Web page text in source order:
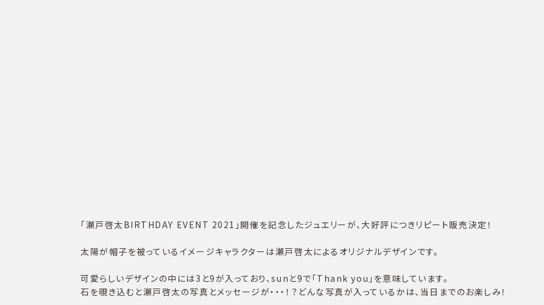
「瀬戸啓太BIRTHDAY EVENT 2021」開催を記念したジュエリーが、大好評につきリピート販売決定！
太陽が帽子を被っているイメージキャラクターは瀬戸啓太によるオリジナルデザインです。
可愛らしいデザインの中には3と9が入っており、sunと9で「Thank you」を意味しています。
石を覗き込むと瀬戸啓太の写真とメッセージが・・・！？どんな写真が入っているかは、当日までのお楽しみ！